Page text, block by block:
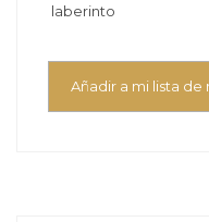
laberinto
Añadir a mi lista de